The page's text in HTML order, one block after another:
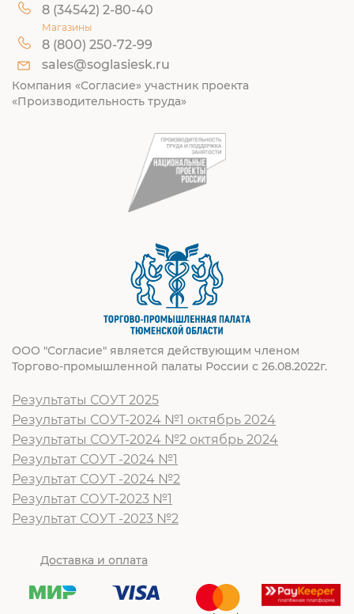
8 (34542) 2-80-40
Магазины
8 (800) 250-72-99
sales@soglasiesk.ru
Компания «Согласие» участник проекта
«Производительность труда»
ООО "Согласие" является действующим членом
Торгово-промышленной палаты России с 26.08.2022г.
Результаты СОУТ 2025
Результаты СОУТ-2024 №1 октябрь 2024
Результаты СОУТ-2024 №2 октябрь 2024
Результат СОУТ -2024 №1
Результат СОУТ -2024 №2
Результат СОУТ-2023 №1
Результат СОУТ -2023 №2
Доставка и оплата